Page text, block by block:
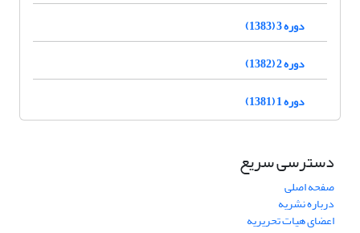
دوره 3 (1383)
دوره 2 (1382)
دوره 1 (1381)
دسترسی سریع
صفحه اصلی
درباره نشریه
اعضای هیات تحریریه